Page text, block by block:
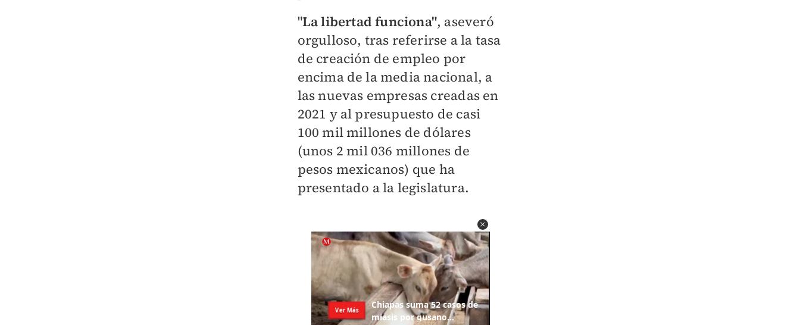
"La libertad funciona", aseveró
orgulloso, tras referirse a la tasa
de creación de empleo por
encima de la media nacional, a
las nuevas empresas creadas en
2021 y al presupuesto de casi
100 mil millones de dólares
(unos 2 mil 036 millones de
pesos mexicanos) que ha
presentado a la legislatura.